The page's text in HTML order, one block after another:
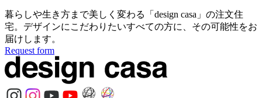
暮らしや生き方まで美しく変わる
「design casa」の注文住
宅。 デザインにこだわりたいすべての方に、 その可能性をお
届けします。
Request form